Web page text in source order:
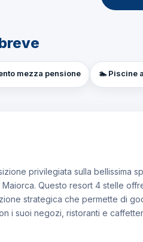
mezza pensione 🏊 Piscine
privilegiata sulla bellissima
Questo resort 4 stelle
strategica che permette di
i suoi negozi, ristoranti e